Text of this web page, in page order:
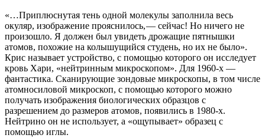
«…Приплюснутая тень одной молекулы заполнила весь
окуляр, изображение прояснилось, — ​сейчас! Но ничего не
произошло. Я должен был увидеть дрожащие пятнышки
атомов, похожие на колышущийся студень, но их не было».
Крис называет устройство, с помощью которого он исследует
кровь Хари, «нейтринным микроскопом». Для 1960‑х — ​
фантастика. Сканирующие зондовые микроскопы, в том числе
атомно­силовой микроскоп, с помощью которого можно
получать изображения биологических образцов с
разрешением до размеров атомов, появились в 1980-х.
Нейтрино он не использует, а «ощупывает» образец с
помощью иглы.